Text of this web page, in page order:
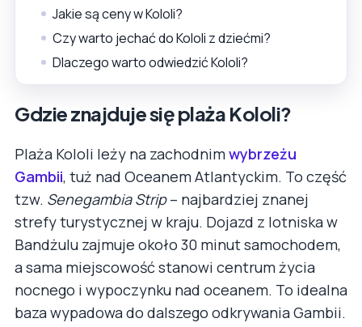
Jakie są ceny w Kololi?
Czy warto jechać do Kololi z dziećmi?
Dlaczego warto odwiedzić Kololi?
Gdzie znajduje się plaża Kololi?
Plaża Kololi leży na zachodnimwybrzeżu
Gambii, tuż nad Oceanem Atlantyckim. To część
tzw. Senegambia Strip– najbardziej znanej
strefy turystycznej w kraju. Dojazd z lotniska w
Bandżulu zajmuje około 30 minut samochodem,
a sama miejscowość stanowi centrum życia
nocnego i wypoczynku nad oceanem. To idealna
baza wypadowa do dalszego odkrywania Gambii.